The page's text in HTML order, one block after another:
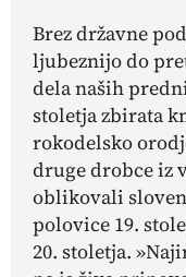
Brez državne
ljubeznijo do
dela naših
stoletja zbirata
rokodelsko
druge drobce iz
oblikovali
polovice 19.
20. stoletja.